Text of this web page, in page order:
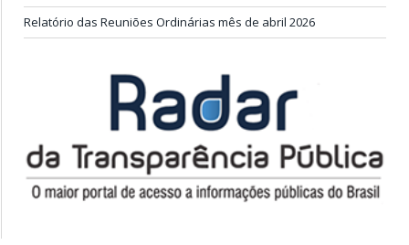
Relatório das Reuniões Ordinárias mês de abril 2026